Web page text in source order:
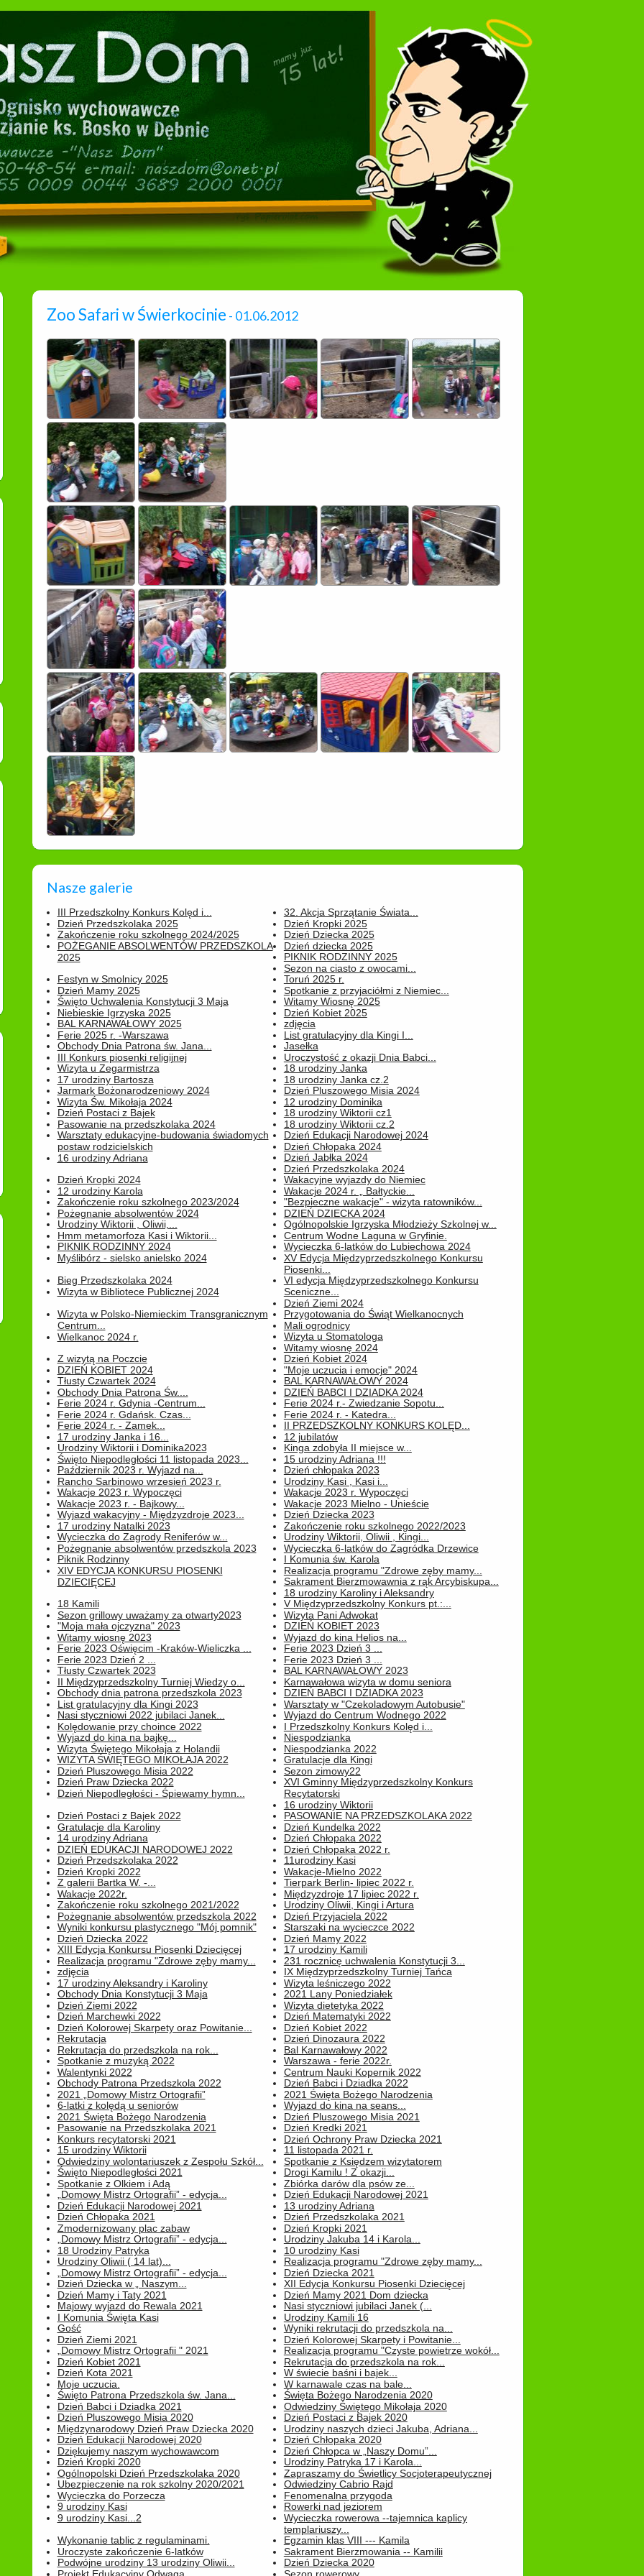
Zoo Safari w Świerkocinie - 01.06.2012
Nasze galerie
III Przedszkolny Konkurs Kolęd i...
Dzień Przedszkolaka 2025
32. Akcja Sprzątanie Świata...
Dzień Kropki 2025
Zakończenie roku szkolnego 2024/2025
POŻEGANIE ABSOLWENTÓW PRZEDSZKOLA
2025
Dzień Dziecka 2025
Dzień dziecka 2025
PIKNIK RODZINNY 2025
Sezon na ciasto z owocami...
Festyn w Smolnicy 2025
Dzień Mamy 2025
Toruń 2025 r.
Spotkanie z przyjaciółmi z Niemiec...
Święto Uchwalenia Konstytucji 3 Maja
Niebieskie Igrzyska 2025
Witamy Wiosnę 2025
Dzień Kobiet 2025
BAL KARNAWAŁOWY 2025
Ferie 2025 r. -Warszawa
zdjęcia
List gratulacyjny dla Kingi I...
Obchody Dnia Patrona św. Jana...
III Konkurs piosenki religijnej
Jasełka
Uroczystość z okazji Dnia Babci...
Wizyta u Zegarmistrza
17 urodziny Bartosza
18 urodziny Janka
18 urodziny Janka cz.2
Jarmark Bożonarodzeniowy 2024
Wizyta Św. Mikołaja 2024
Dzień Pluszowego Misia 2024
12 urodziny Dominika
Dzień Postaci z Bajek
Pasowanie na przedszkolaka 2024
18 urodziny Wiktorii cz1
18 urodziny Wiktorii cz.2
Warsztaty edukacyjne-budowania świadomych
postaw rodzicielskich
16 urodziny Adriana
Dzień Edukacji Narodowej 2024
Dzień Chłopaka 2024
Dzień Jabłka 2024
Dzień Przedszkolaka 2024
Dzień Kropki 2024
12 urodziny Karola
Wakacyjne wyjazdy do Niemiec
Wakacje 2024 r. „ Bałtyckie...
Zakończenie roku szkolnego 2023/2024
Pożegnanie absolwentów 2024
"Bezpieczne wakacje" - wizyta ratowników...
DZIEŃ DZIECKA 2024
Urodziny Wiktorii , Oliwii,...
Hmm metamorfoza Kasi i Wiktorii...
Ogólnopolskie Igrzyska Młodzieży Szkolnej w...
Centrum Wodne Laguna w Gryfinie.
PIKNIK RODZINNY 2024
Myślibórz - sielsko anielsko 2024
Wycieczka 6-latków do Lubiechowa 2024
XV Edycja Międzyprzedszkolnego Konkursu
Piosenki...
Bieg Przedszkolaka 2024
Wizyta w Bibliotece Publicznej 2024
VI edycja Międzyprzedszkolnego Konkursu
Sceniczne...
Dzień Ziemi 2024
Wizyta w Polsko-Niemieckim Transgranicznym
Centrum...
Wielkanoc 2024 r.
Przygotowania do Świąt Wielkanocnych
Mali ogrodnicy
Wizyta u Stomatologa
Witamy wiosnę 2024
Z wizytą na Poczcie
DZIEŃ KOBIET 2024
Dzień Kobiet 2024
"Moje uczucia i emocje" 2024
Tłusty Czwartek 2024
Obchody Dnia Patrona Św....
BAL KARNAWAŁOWY 2024
DZIEŃ BABCI I DZIADKA 2024
Ferie 2024 r. Gdynia -Centrum...
Ferie 2024 r. Gdańsk. Czas...
Ferie 2024 r.- Zwiedzanie Sopotu...
Ferie 2024 r. - Katedra...
Ferie 2024 r. - Zamek...
17 urodziny Janka i 16...
II PRZEDSZKOLNY KONKURS KOLĘD...
12 jubilatów
Urodziny Wiktorii i Dominika2023
Święto Niepodległości 11 listopada 2023...
Kinga zdobyła II miejsce w...
15 urodziny Adriana !!!
Październik 2023 r. Wyjazd na...
Rancho Sarbinowo wrzesień 2023 r.
Dzień chłopaka 2023
Urodziny Kasi , Kasi i...
Wakacje 2023 r. Wypoczęci
Wakacje 2023 r. - Bajkowy...
Wakacje 2023 r. Wypoczęci
Wakacje 2023 Mielno - Unieście
Wyjazd wakacyjny - Międzyzdroje 2023...
17 urodziny Natalki 2023
Dzień Dziecka 2023
Zakończenie roku szkolnego 2022/2023
Wycieczka do Zagrody Reniferów w...
Pożegnanie absolwentów przedszkola 2023
Urodziny Wiktorii, Oliwii , Kingi...
Wycieczka 6-latków do Zagródka Drzewice
Piknik Rodzinny
XIV EDYCJA KONKURSU PIOSENKI
DZIECIĘCEJ
I Komunia św. Karola
Realizacja programu "Zdrowe zęby mamy...
Sakrament Bierzmowawnia z rąk Arcybiskupa...
18 urodziny Karoliny i Aleksandry
18 Kamili
Sezon grillowy uważamy za otwarty2023
V Międzyprzedszkolny Konkurs pt.:...
Wizyta Pani Adwokat
"Moja mała ojczyzna" 2023
Witamy wiosnę 2023
DZIEŃ KOBIET 2023
Wyjazd do kina Helios na...
Ferie 2023 Oświęcim -Kraków-Wieliczka ...
Ferie 2023 Dzień 2 ...
Ferie 2023 Dzień 3 ...
Ferie 2023 Dzień 3 ...
Tłusty Czwartek 2023
II Międzyprzedszkolny Turniej Wiedzy o...
BAL KARNAWAŁOWY 2023
Karnawałowa wizyta w domu seniora
Obchody dnia patrona przedszkola 2023
List gratulacyjny dla Kingi 2023
DZIEŃ BABCI I DZIADKA 2023
Warsztaty w "Czekoladowym Autobusie"
Nasi styczniowi 2022 jubilaci Janek...
Kolędowanie przy choince 2022
Wyjazd do Centrum Wodnego 2022
I Przedszkolny Konkurs Kolęd i...
Wyjazd do kina na bajkę...
Wizyta Świętego Mikołaja z Holandii
Niespodzianka
Niespodzianka 2022
WIZYTA ŚWIĘTEGO MIKOŁAJA 2022
Dzień Pluszowego Misia 2022
Gratulacje dla Kingi
Sezon zimowy22
Dzień Praw Dziecka 2022
Dzień Niepodległości - Śpiewamy hymn...
XVI Gminny Międzyprzedszkolny Konkurs
Recytatorski
16 urodziny Wiktorii
Dzień Postaci z Bajek 2022
Gratulacje dla Karoliny
PASOWANIE NA PRZEDSZKOLAKA 2022
Dzień Kundelka 2022
14 urodziny Adriana
DZIEŃ EDUKACJI NARODOWEJ 2022
Dzień Chłopaka 2022
Dzień Chłopaka 2022 r.
Dzień Przedszkolaka 2022
Dzień Kropki 2022
11urodziny Kasi
Wakacje-Mielno 2022
Z galerii Bartka W. -...
Wakacje 2022r.
Tierpark Berlin- lipiec 2022 r.
Międzyzdroje 17 lipiec 2022 r.
Zakończenie roku szkolnego 2021/2022
Pożegnanie absolwentów przedszkola 2022
Urodziny Oliwii, Kingi i Artura
Dzień Przyjaciela 2022
Wyniki konkursu plastycznego "Mój pomnik"
Dzień Dziecka 2022
Starszaki na wycieczce 2022
Dzień Mamy 2022
XIII Edycja Konkursu Piosenki Dziecięcej
Realizacja programu "Zdrowe zęby mamy...
17 urodziny Kamili
231 rocznicę uchwalenia Konstytucji 3...
zdjęcia
17 urodziny Aleksandry i Karoliny
IX Międzyprzedszkolny Turniej Tańca
Wizyta leśniczego 2022
Obchody Dnia Konstytucji 3 Maja
Dzień Ziemi 2022
2021 Lany Poniedziałek
Wizyta dietetyka 2022
Dzień Marchewki 2022
Dzień Kolorowej Skarpety oraz Powitanie...
Dzień Matematyki 2022
Dzień Kobiet 2022
Rekrutacja
Rekrutacja do przedszkola na rok...
Dzień Dinozaura 2022
Bal Karnawałowy 2022
Spotkanie z muzyką 2022
Walentynki 2022
Warszawa - ferie 2022r.
Centrum Nauki Kopernik 2022
Obchody Patrona Przedszkola 2022
2021 „Domowy Mistrz Ortografii”
Dzień Babci i Dziadka 2022
2021 Święta Bożego Narodzenia
6-latki z kolędą u seniorów
2021 Święta Bożego Narodzenia
Wyjazd do kina na seans...
Dzień Pluszowego Misia 2021
Pasowanie na Przedszkolaka 2021
Konkurs recytatorski 2021
Dzień Kredki 2021
Dzień Ochrony Praw Dziecka 2021
15 urodziny Wiktorii
Odwiedziny wolontariuszek z Zespołu Szkół...
11 listopada 2021 r.
Spotkanie z Księdzem wizytatorem
Święto Niepodległości 2021
Spotkanie z Olkiem i Adą
Drogi Kamilu ! Z okazji...
Zbiórka darów dla psów ze...
„Domowy Mistrz Ortografii” - edycja...
Dzień Edukacji Narodowej 2021
Dzień Edukacji Narodowej 2021
13 urodziny Adriana
Dzień Chłopaka 2021
Zmodernizowany plac zabaw
Dzień Przedszkolaka 2021
Dzień Kropki 2021
„Domowy Mistrz Ortografii” - edycja...
18 Urodziny Patryka
Urodziny Jakuba 14 i Karola...
10 urodziny Kasi
Urodziny Oliwii ( 14 lat)...
„Domowy Mistrz Ortografii” - edycja...
Realizacja programu "Zdrowe zęby mamy...
Dzień Dziecka 2021
Dzień Dziecka w „ Naszym...
Dzień Mamy i Taty 2021
XII Edycja Konkursu Piosenki Dziecięcej
Dzień Mamy 2021 Dom dziecka
Majowy wyjazd do Rewala 2021
I Komunia Święta Kasi
Nasi styczniowi jubilaci Janek (...
Urodziny Kamili 16
Gość
Dzień Ziemi 2021
Wyniki rekrutacji do przedszkola na...
Dzień Kolorowej Skarpety i Powitanie...
„Domowy Mistrz Ortografii " 2021
Dzień Kobiet 2021
Realizacja programu "Czyste powietrze wokół...
Rekrutacja do przedszkola na rok...
Dzień Kota 2021
Moje uczucia.
W świecie baśni i bajek...
W karnawale czas na bale...
Święto Patrona Przedszkola św. Jana...
Dzień Babci i Dziadka 2021
Święta Bożego Narodzenia 2020
Odwiedziny Świętego Mikołaja 2020
Dzień Pluszowego Misia 2020
Międzynarodowy Dzień Praw Dziecka 2020
Dzień Postaci z Bajek 2020
Urodziny naszych dzieci Jakuba, Adriana...
Dzień Edukacji Narodowej 2020
Dziękujemy naszym wychowawcom
Dzień Chłopaka 2020
Dzień Chłopca w „Naszy Domu”...
Dzień Kropki 2020
Ogólnopolski Dzień Przedszkolaka 2020
Urodziny Patryka 17 i Karola...
Zapraszamy do Świetlicy Socjoterapeutycznej
Ubezpieczenie na rok szkolny 2020/2021
Wycieczka do Porzecza
Odwiedziny Cabrio Rajd
Fenomenalna przygoda
9 urodziny Kasi
9 urodziny Kasi...2
Rowerki nad jeziorem
Wycieczka rowerowa --tajemnica kaplicy
templariuszy...
Wykonanie tablic z regulaminami.
Uroczyste zakończenie 6-latków
Egzamin klas VIII --- Kamila
Sakrament Bierzmowania -- Kamilii
Podwójne urodziny 13 urodziny Oliwii...
Dzień Dziecka 2020